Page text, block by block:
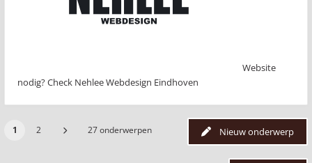
Website
nodig? Check Nehlee Webdesign Eindhoven
Nieuw onderwerp
1 2 27 onderwerpen